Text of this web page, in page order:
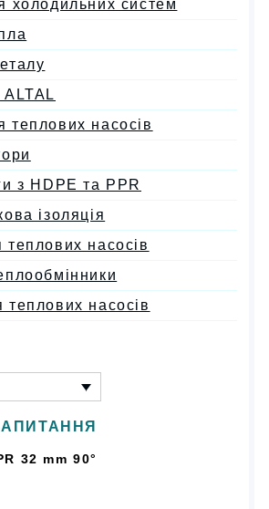
холодильних систем
теплових насосів
з HDPE та PPR
ізоляція
насосів
теплових насосів
32 mm 90°